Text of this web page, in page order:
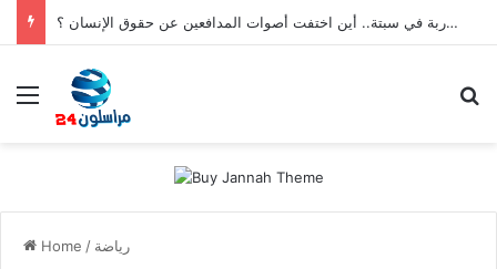
بعد تعنيف المغاربة في سبتة.. أين اختفت أصوات المدافعين عن حقوق الإنسان ؟
Menu
Home / رياضة